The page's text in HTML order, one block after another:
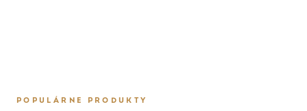
POPULÁRNE PRODUKTY